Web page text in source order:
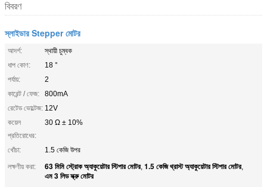
বিবরণ
স্লাইডার Stepper মোটর
আদর্শ:
স্থায়ী চুম্বক
ধাপ কোণ:
18 °
পর্যায়:
2
কারেন্ট / ফেজ:
800mA
রেটেড ভোল্টেজ: 12V
কয়েল
প্রতিরোধের:
30 Ω ± 10%
খোঁচা:
1.5 কেজি উপর
লক্ষণীয় করা:
63 মিমি স্ট্রোক অ্যাকুয়েটার স্টিপার মোটর, 1.5 কেজি থ্রাস্ট অ্যাকুয়েটার স্টিপার মোটর,
এম 3 লিড স্ক্রু মোটর